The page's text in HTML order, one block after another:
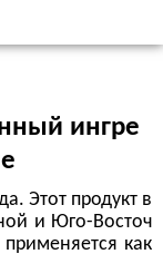
ингре
Этот продукт в
и Юго-Восточ
как